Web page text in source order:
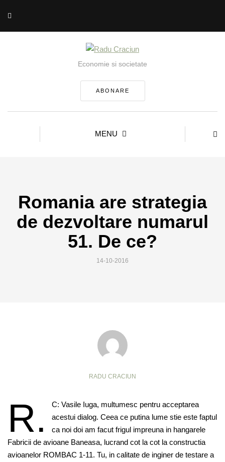
Economie si societate
ABONARE
MENU
Romania are strategia
de dezvoltare numarul
51. De ce?
14-10-2016
RADU CRACIUN
R.
C: Vasile Iuga, multumesc pentru acceptarea
acestui dialog. Ceea ce putina lume stie este faptul
ca noi doi am facut frigul impreuna in hangarele
Fabricii de avioane Baneasa, lucrand cot la cot la constructia
avioanelor ROMBAC 1-11. Tu, in calitate de inginer de testare a